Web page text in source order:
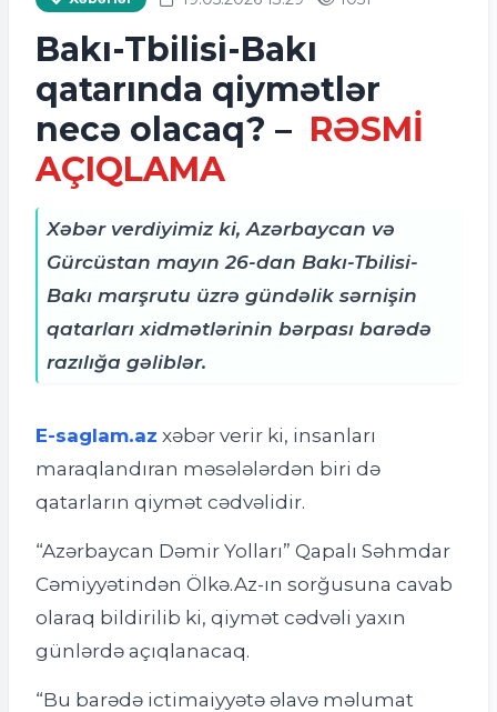
Bakı-Tbilisi-Bakı
qatarında qiymətlər
necə olacaq? – RƏSMİ
AÇIQLAMA
Xəbər verdiyimiz ki, Azərbaycan və
Gürcüstan mayın 26-dan Bakı-Tbilisi-
Bakı marşrutu üzrə gündəlik sərnişin
qatarları xidmətlərinin bərpası barədə
razılığa gəliblər.
E-saglam.az xəbər verir ki, insanları
maraqlandıran məsələlərdən biri də
qatarların qiymət cədvəlidir.
“Azərbaycan Dəmir Yolları” Qapalı Səhmdar
Cəmiyyətindən Ölkə.Az-ın sorğusuna cavab
olaraq bildirilib ki, qiymət cədvəli yaxın
günlərdə açıqlanacaq.
“Bu barədə ictimaiyyətə əlavə məlumat